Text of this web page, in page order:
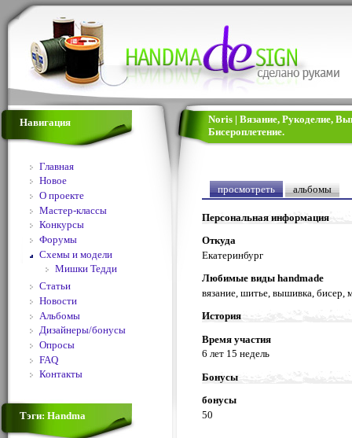
Навигация
Главная
Новое
О проекте
Мастер-классы
Конкурсы
Форумы
Схемы и модели
Мишки Тедди
Статьи
Новости
Альбомы
Дизайнеры/бонусы
Опросы
FAQ
Контакты
Тэги: Handma
Noris | Вязание, Рукоделие,
Бисероплетение.
просмотреть альбомы
Персональная информация
Откуда
Екатеринбург
Любимые виды handmade
вязание, шитье, вышивка, бисер,
История
Время участия
6 лет 15 недель
Бонусы
бонусы
50